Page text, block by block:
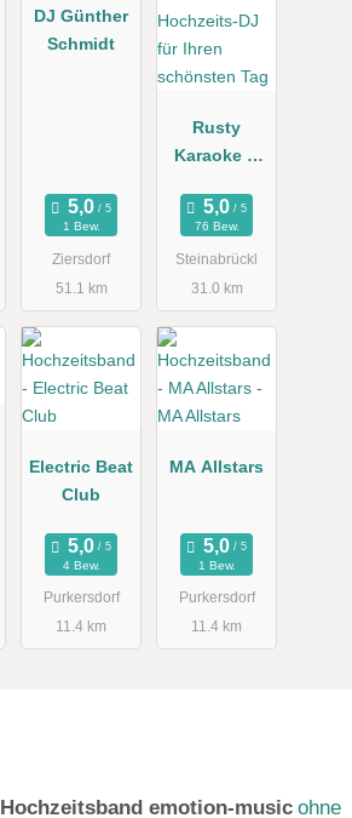
DJ Günther
Schmidt
1 Bew.
Ziersdorf
51.1 km
Rusty
Karaoke &
Entertainme
nt Premium
Hochzeits-
DJ für Ihren
Tag
76 Bew.
Steinabrückl
31.0 km
Electric Beat
Club
4 Bew.
Purkersdorf
11.4 km
MA Allstars
1 Bew.
Purkersdorf
11.4 km
Hochzeitsband emotion-music ohne